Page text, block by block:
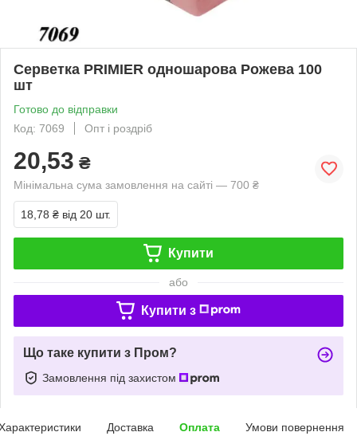
Серветка PRIMIER одношарова Рожева 100
шт
Готово до відправки
Код: 7069
Опт і роздріб
20,53 ₴
Мінімальна сума замовлення на сайті — 700 ₴
18,78 ₴ від 20 шт.
Купити
або
Купити з
Що таке купити з Пром?
Замовлення під захистом
Доставка Оплата Умови повернення